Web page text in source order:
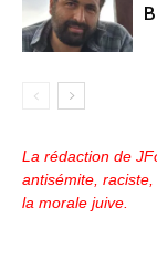
La rédaction de
antisémite,
la morale juive.